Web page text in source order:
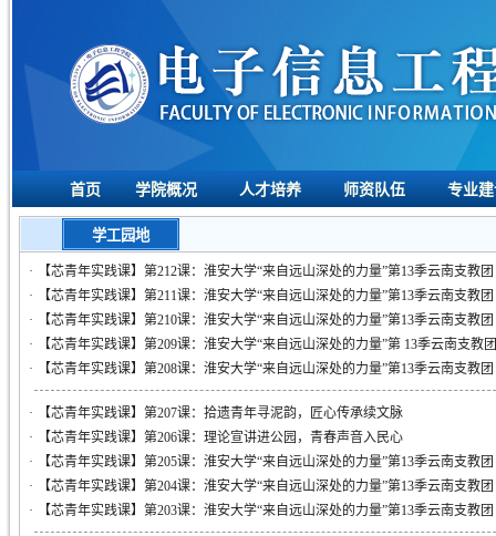
首页 学院概况 人才培养 师资队伍 专业
学工园地
·
【芯青年实践课】第212课：淮安大学“来自远山深处的力量”第13季云南支教
·
【芯青年实践课】第211课：淮安大学“来自远山深处的力量”第13季云南支教
·
【芯青年实践课】第210课：淮安大学“来自远山深处的力量”第13季云南支教
·
【芯青年实践课】第209课：淮安大学“来自远山深处的力量”第 13季云南支教
·
【芯青年实践课】第208课：淮安大学“来自远山深处的力量”第13季云南支教
·
【芯青年实践课】第207课：拾遗青年寻泥韵，匠心传承续文脉
·
【芯青年实践课】第206课：理论宣讲进公园，青春声音入民心
·
【芯青年实践课】第205课：淮安大学“来自远山深处的力量”第13季云南支教
·
【芯青年实践课】第204课：淮安大学“来自远山深处的力量”第13季云南支教
·
【芯青年实践课】第203课：淮安大学“来自远山深处的力量”第13季云南支教